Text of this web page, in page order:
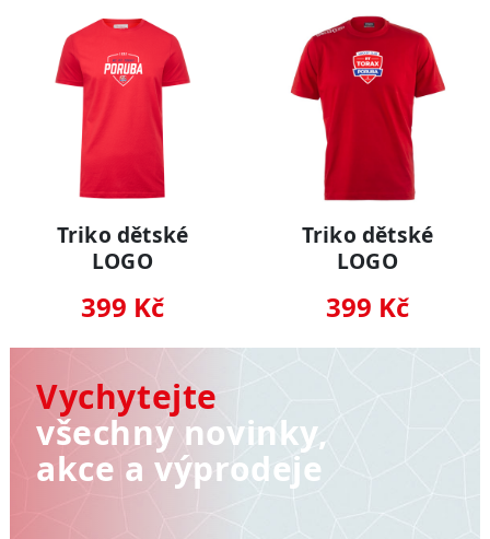
Triko dětské
LOGO
399 Kč
Triko dětské
LOGO
399 Kč
Vychytejte
všechny novinky,
akce a výprodeje